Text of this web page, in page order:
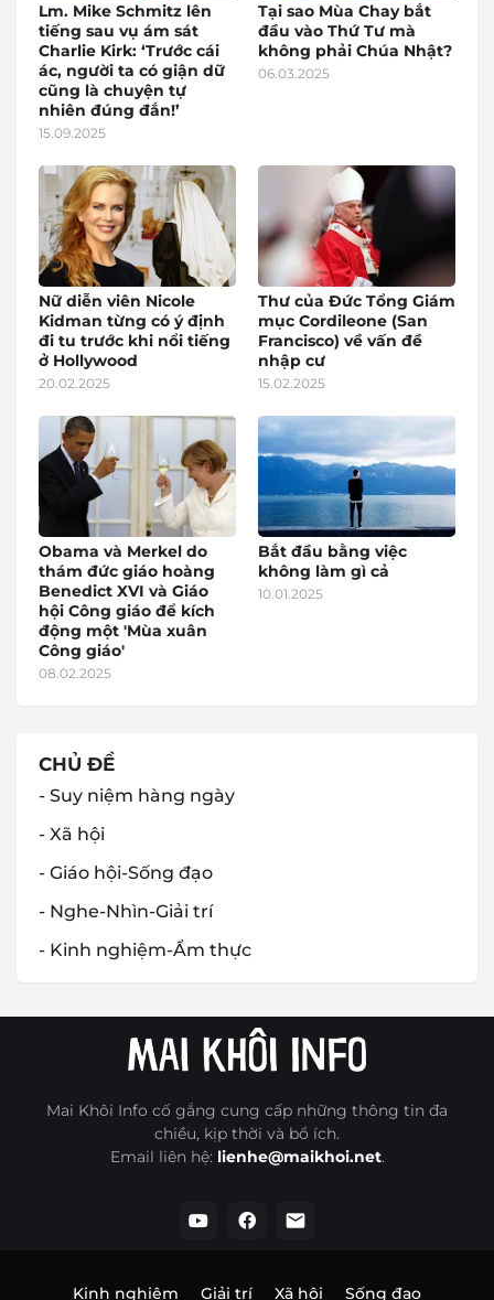
Lm. Mike Schmitz lên
tiếng sau vụ ám sát
Charlie Kirk: ‘Trước cái
ác, người ta có giận dữ
cũng là chuyện tự
nhiên đúng đắn!’
15.09.2025
Tại sao Mùa Chay bắt
đầu vào Thứ Tư mà
không phải Chúa Nhật?
06.03.2025
Nữ diễn viên Nicole
Kidman từng có ý định
đi tu trước khi nổi tiếng
ở Hollywood
20.02.2025
Thư của Đức Tổng Giám
mục Cordileone (San
Francisco) về vấn đề
nhập cư
15.02.2025
Obama và Merkel do
thám đức giáo hoàng
Benedict XVI và Giáo
hội Công giáo để kích
động một 'Mùa xuân
Công giáo'
08.02.2025
Bắt đầu bằng việc
không làm gì cả
10.01.2025
CHỦ ĐỀ
- Suy niệm hàng ngày
- Xã hội
- Giáo hội-Sống đạo
- Nghe-Nhìn-Giải trí
- Kinh nghiệm-Ẩm thực
Mai Khôi Info cố gắng cung cấp những thông tin đa
chiều, kịp thời và bổ ích.
Email liên hệ: lienhe@maikhoi.net.
Kinh nghiệm Giải trí Xã hội Sống đạo